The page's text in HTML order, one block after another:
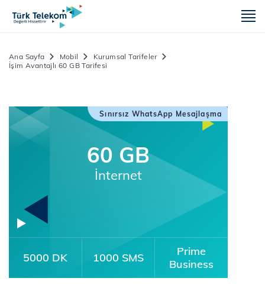
Ana Sayfa Mobil
Kurumsal Tarifeler
İşim Avantajlı 60 GB Tarifesi
Sınırsız WhatsApp Mesajlaşma
60 GB
İnternet
5000 DK 1000 SMS
Prime
Business